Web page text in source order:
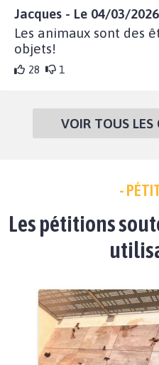
Jacques - Le 04/03/
Les animaux sont des
objets!
28 1
VOIR TOUS
-
Les pétitions